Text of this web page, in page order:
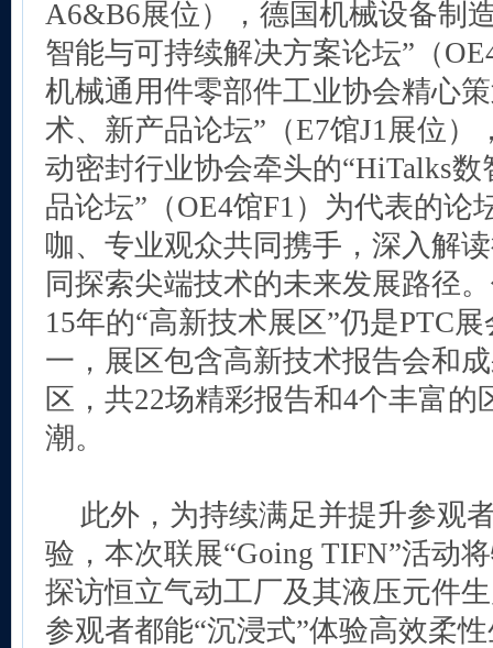
A6&B6展位），德国机械设备制
智能与可持续解决方案论坛”（
机械通用件零部件工业协会精心
术、新产品论坛”（E7馆J1展位）
动密封行业协会牵头的“HiTalks
品论坛”（OE4馆F1）为代表的论
咖、专业观众共同携手，深入解
同探索尖端技术的未来发展路径
15年的“高新技术展区”仍是PTC
一，展区包含高新技术报告会和
区，共22场精彩报告和4个丰富的
潮。
此外，为持续满足并提升参观
验，本次联展“Going TIFN”活动
探访恒立气动工厂及其液压元件
参观者都能“沉浸式”体验高效柔